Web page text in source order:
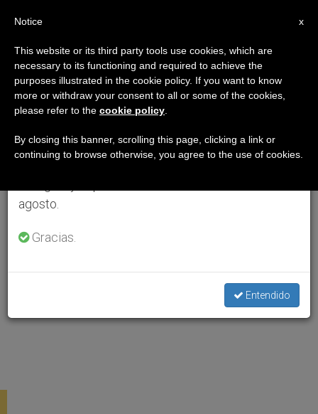
×
Aviso importante
Del 27 de julio al 7 de agosto haremos la pausa
anual, aprovechando que en el periodo de verano
se generan menos informaciones y también el
agosto.
Gracias.
Entendido
x
Notice
This website or its third party tools use cookies, which are
necessary to its functioning and required to achieve the
purposes illustrated in the cookie policy. If you want to know
more or withdraw your consent to all or some of the cookies,
please refer to the cookie policy
By closing this banner, scrolling this page, clicking a link or
continuing to browse otherwise, you agree to the use of cookies.